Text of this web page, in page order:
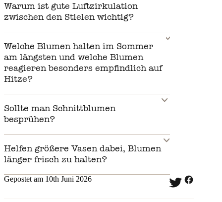
Warum ist gute Luftzirkulation
zwischen den Stielen wichtig?
Welche Blumen halten im Sommer
am längsten und welche Blumen
reagieren besonders empfindlich auf
Hitze?
Sollte man Schnittblumen
besprühen?
Helfen größere Vasen dabei, Blumen
länger frisch zu halten?
Gepostet am 10th Juni 2026